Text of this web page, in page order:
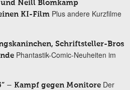
und Neill Blomkamp
KI-Film Plus andere Kurzfilme
Schriftsteller-Bros
Phantastik-Comic-Neuheiten im
– Kampf gegen Monitore Der